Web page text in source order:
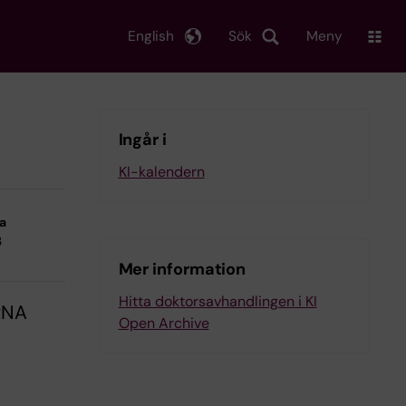
Sök
English Meny
Ingår i
KI-kalendern
Mer information
Hitta doktorsavhandlingen i KI
Open Archive